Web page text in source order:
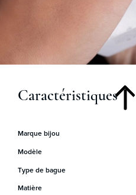
Caractéristiques
Marque bijou
Modèle
Type de bague
Matière